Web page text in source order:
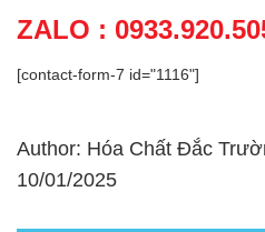
ZALO :
[contact-form-7 id="1116"]
Author: Hóa Chất Đắc
10/01/2025